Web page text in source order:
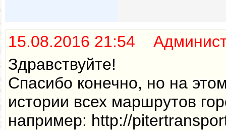
15.08.2016 21:54
Здравствуйте!
Спасибо конечно, но на
истории всех маршрутов
например: http://